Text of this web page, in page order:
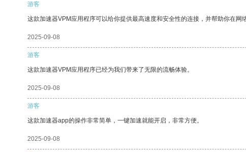
游客
这款加速器VPM应用程序可以给你提供最高速度和安全性的连接，并帮助你在网
2025-09-08
游客
这款加速器VPM应用程序已经为我们带来了无限的流畅体验。
2025-09-08
游客
这款加速器app的操作非常简单，一键加速就能开启，非常方便。
2025-09-08